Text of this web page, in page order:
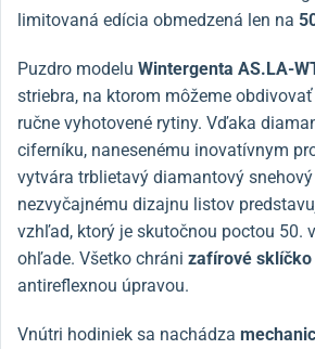
limitovaná edícia obmedzená len na
Puzdro modelu Wintergenta AS.LA-
striebra, na ktorom môžeme
ručne vyhotovené rytiny. Vďaka
ciferníku, nanesenému inovatívnym
vytvára trblietavý diamantový snehový
nezvyčajnému dizajnu listov
vzhľad, ktorý je skutočnou poctou 50.
ohľade. Všetko chráni zafírové sklíčko
antireflexnou úpravou.
Vnútri hodiniek sa nachádza